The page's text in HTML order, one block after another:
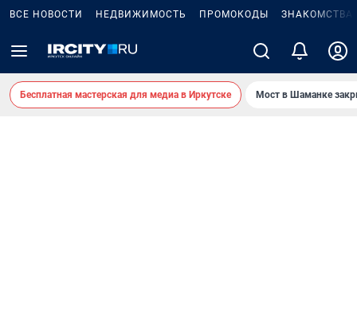
ВСЕ НОВОСТИ НЕДВИЖИМОСТЬ ПРОМОКОДЫ ЗНАКОМСТВА
Бесплатная мастерская для медиа в Иркутске Мост в Шаманке